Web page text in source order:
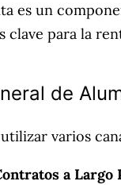
es un
para la
de
varios
a Largo